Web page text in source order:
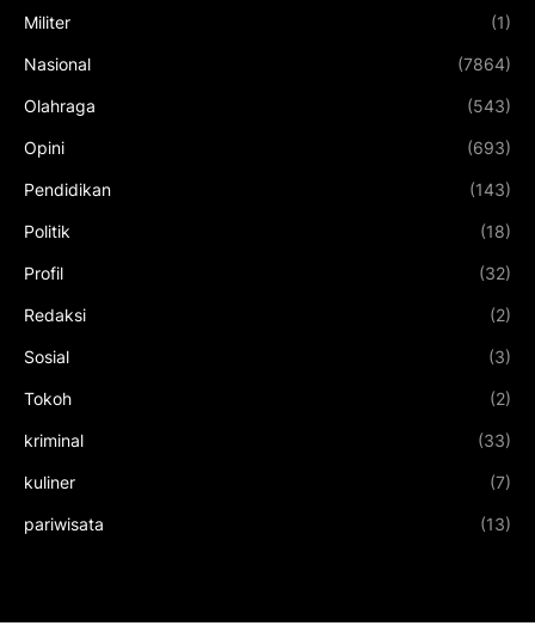
Militer (1)
Nasional (7864)
Olahraga (543)
Opini (693)
Pendidikan (143)
Politik (18)
Profil (32)
Redaksi (2)
Sosial (3)
Tokoh (2)
kriminal (33)
kuliner (7)
pariwisata (13)